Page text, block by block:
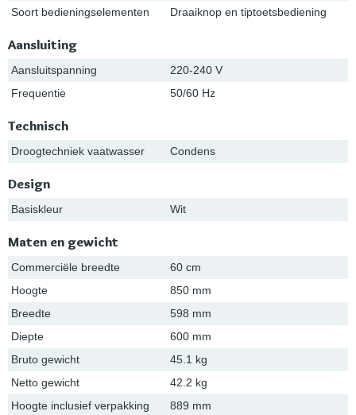
Soort bedieningselementen
Draaiknop en tiptoetsbediening
Aansluiting
Aansluitspanning
220-240 V
Frequentie
50/60 Hz
Technisch
Droogtechniek vaatwasser Condens
Design
Basiskleur Wit
Maten en gewicht
Commerciële breedte
60 cm
Hoogte
850 mm
Breedte
598 mm
Diepte
600 mm
Bruto gewicht
45.1 kg
Netto gewicht
42.2 kg
Hoogte inclusief verpakking
889 mm